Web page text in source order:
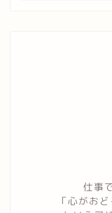
仕事
「心がお